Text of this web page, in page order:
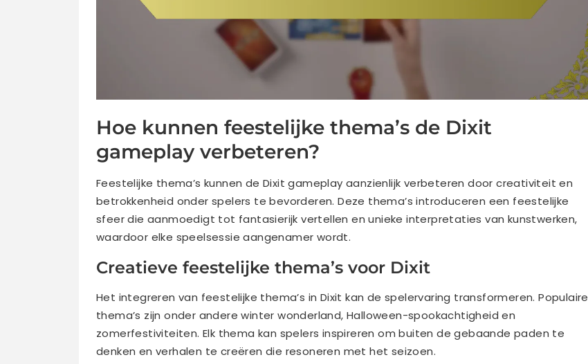
Hoe kunnen feestelijke thema’s de Dixit
gameplay verbeteren?
Feestelijke thema’s kunnen de Dixit gameplay aanzienlijk verbeteren door creativiteit en
betrokkenheid onder spelers te bevorderen. Deze thema’s introduceren een feestelijke
sfeer die aanmoedigt tot fantasierijk vertellen en unieke interpretaties van kunstwerken,
waardoor elke speelsessie aangenamer wordt.
Creatieve feestelijke thema’s voor Dixit
Het integreren van feestelijke thema’s in Dixit kan de spelervaring transformeren. Populaire
thema’s zijn onder andere winter wonderland, Halloween-spookachtigheid en
zomerfestiviteiten. Elk thema kan spelers inspireren om buiten de gebaande paden te
denken en verhalen te creëren die resoneren met het seizoen.